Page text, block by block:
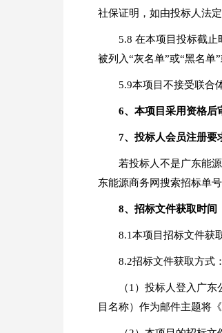
社保证明，如由投标人法
5.8 在本项目投标截止
被列入“灰名单”或“黑名单
5.9本项目不接受联合
6、本项目采用资格后
7、投标人会员注册要
若投标人不是广东能
东能源商务网搜索招标单号
8、 招标文件获取 时间
8.1本项目招标文件获
8.2招标文件获取方式：
（1）投标人登入广
目名称）作为邮件主题将《